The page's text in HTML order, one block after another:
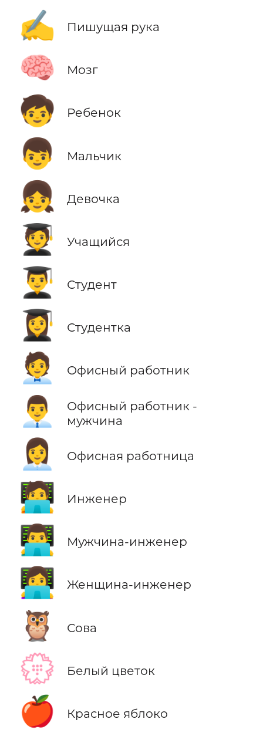
✍️ Пишущая рука
🧠 Мозг
🧒 Ребенок
👦 Мальчик
👧 Девочка
🧑‍🎓 Учащийся
👨‍🎓 Студент
👩‍🎓 Студентка
🧑‍💼 Офисный работник
👨‍💼
Офисный работник -
мужчина
👩‍💼 Офисная работница
🧑‍💻 Инженер
👨‍💻 Мужчина-инженер
👩‍💻 Женщина-инженер
🦉 Сова
💮 Белый цветок
🍎 Красное яблоко